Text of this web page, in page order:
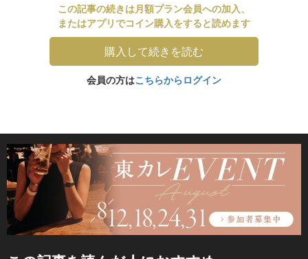
この記事の続きは月額プラン会員への加入、
またはアプリでコイン購入をすると読めます
購入して続きを読む
会員の方はこちらからログイン